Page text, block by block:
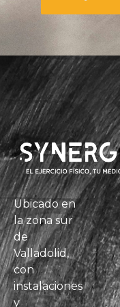
Ubicado en
la zona sur
de
Valladolid,
con
instalaciones
y